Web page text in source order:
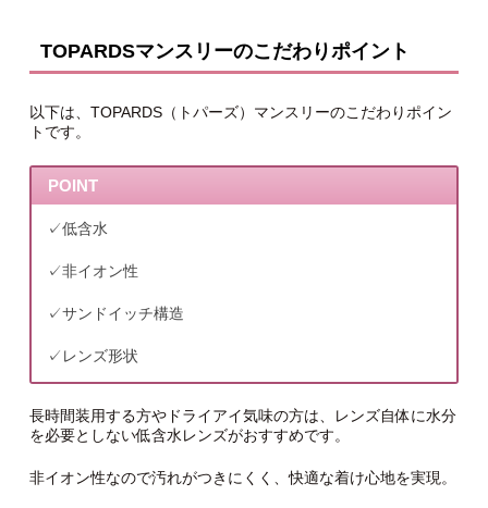
TOPARDSマンスリーのこだわりポイント
以下は、TOPARDS（トパーズ）マンスリーのこだわりポイン
トです。
POINT
✓低含水
✓非イオン性
✓サンドイッチ構造
✓レンズ形状
長時間装用する方やドライアイ気味の方は、レンズ自体に水分
を必要としない低含水レンズがおすすめです。
非イオン性なので汚れがつきにくく、快適な着け心地を実現。